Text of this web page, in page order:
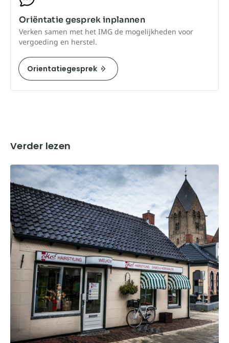
Oriëntatie gesprek inplannen
Verken samen met het IMG de mogelijkheden voor
vergoeding en herstel.
Orientatiegesprek
Verder lezen